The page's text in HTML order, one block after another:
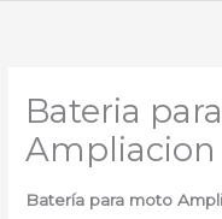
Bateria
Ampliacion
Batería para moto